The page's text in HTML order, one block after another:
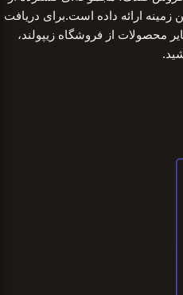
زمینه ارائه داده است.برای دریافت
محصولات از فروشگاه زیپولند،